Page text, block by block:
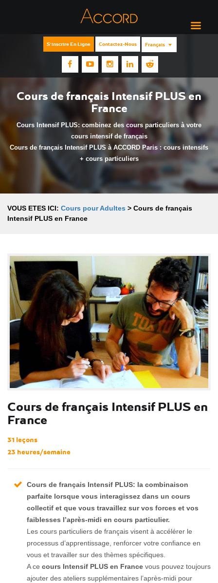
S'inscrire En Ligne Contactez-Nous Français
Cours de français Intensif PLUS en
France
Cours Intensif PLUS: combinez des cours particuliers à votre
cours intensif de français
Cours de français Intensif PLUS à ACCORD Paris : cours intensifs
+ cours particuliers
VOUS ETES ICI: Cours pour Adultes > Cours de français
Intensif PLUS en France
Cours de français Intensif PLUS en
France
31 leçons
23 heures/semaine
Cours de français Intensif PLUS: la combinaison
parfaite lorsque vous interagissez dans un cours
collectif et que vous travaillez sur vos forces et vos
faiblesses l’après-midi en cours particulier.
Les cours particuliers de français visent à accélérer le
processus d’apprentissage, renforcer votre confiance en
vous et travailler sur des thèmes spécifiques.
A ce cours Intensif PLUS en France vous pouvez toujours
ajouter des ateliers supplémentaires l’après-midi pour